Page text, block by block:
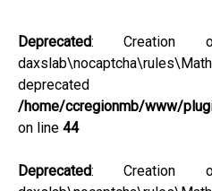
Deprecated: Creation
/home/ccregionmb/www/
on line 44
Deprecated: Creation